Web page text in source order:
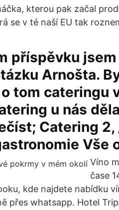
kterou pak začal
se v té naší EU tak
příspěvku
Arnošta.
tom cateringu
u nás
Catering 2,
Vše
Víno
čase
kde najdete nabídku
přes whatsapp. Hotel